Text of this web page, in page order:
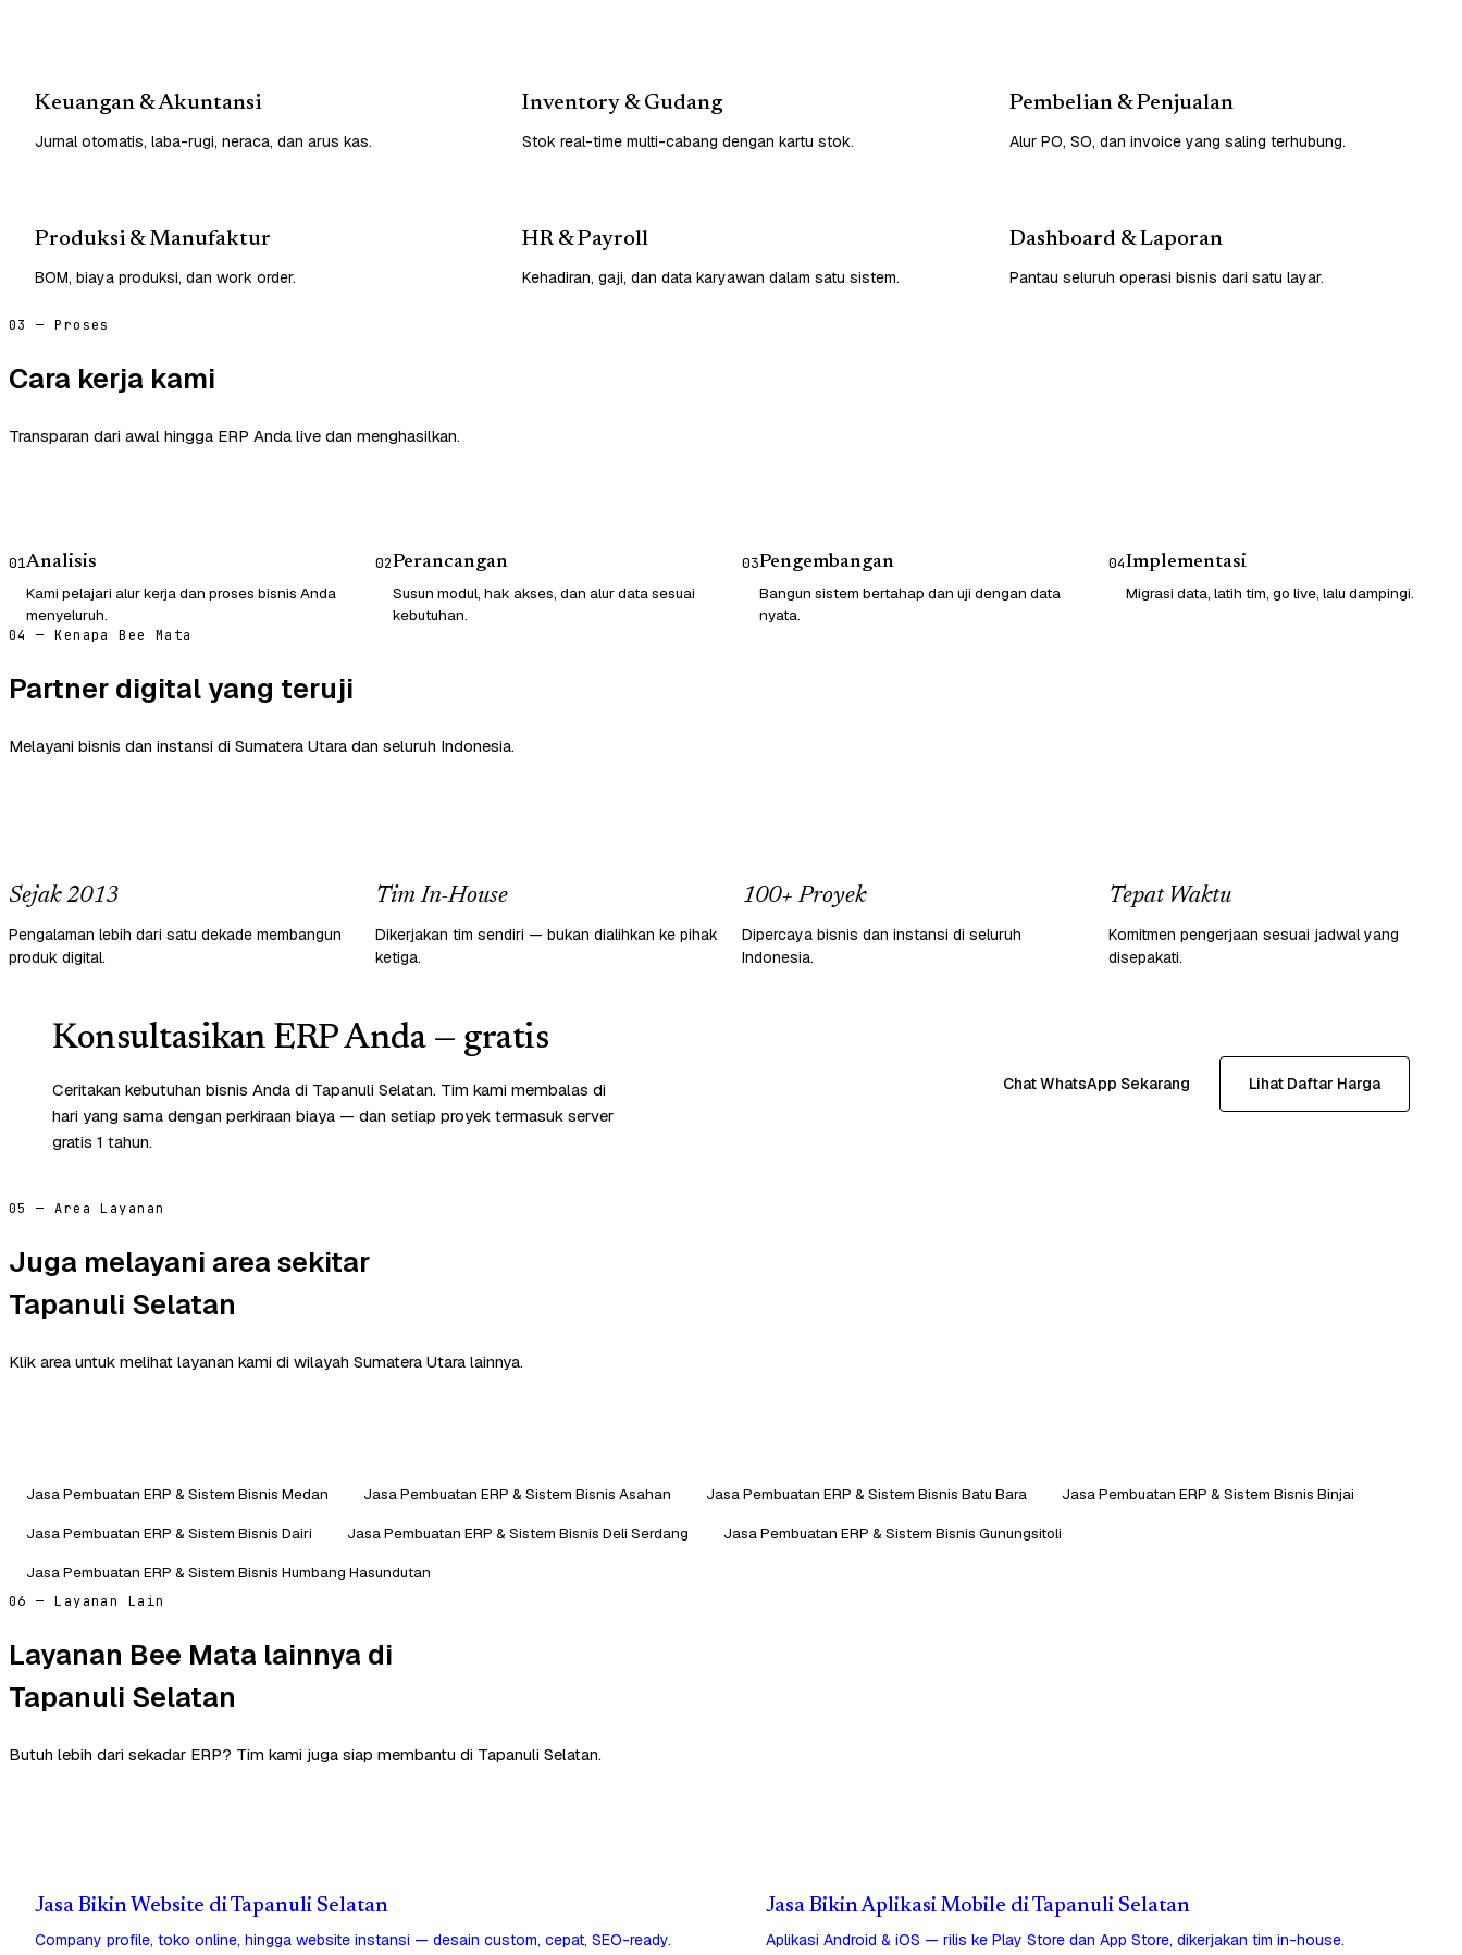
Keuangan & Akuntansi
Jurnal otomatis, laba-rugi, neraca, dan arus kas.
Inventory & Gudang
Stok real-time multi-cabang dengan kartu stok.
Pembelian & Penjualan
Alur PO, SO, dan invoice yang saling terhubung.
Produksi & Manufaktur
BOM, biaya produksi, dan work order.
HR & Payroll
Kehadiran, gaji, dan data karyawan dalam satu sistem.
Dashboard & Laporan
Pantau seluruh operasi bisnis dari satu layar.
03 — Proses
Cara kerja kami
Transparan dari awal hingga ERP Anda live dan menghasilkan.
01Analisis
Kami pelajari alur kerja dan proses bisnis Anda
menyeluruh.
02Perancangan
Susun modul, hak akses, dan alur data sesuai
kebutuhan.
03Pengembangan
Bangun sistem bertahap dan uji dengan data
nyata.
04Implementasi
Migrasi data, latih tim, go live, lalu dampingi.
04 — Kenapa Bee Mata
Partner digital yang teruji
Melayani bisnis dan instansi di Sumatera Utara dan seluruh Indonesia.
Sejak 2013
Pengalaman lebih dari satu dekade membangun
produk digital.
Tim In-House
Dikerjakan tim sendiri — bukan dialihkan ke pihak
ketiga.
100+ Proyek
Dipercaya bisnis dan instansi di seluruh
Indonesia.
Tepat Waktu
Komitmen pengerjaan sesuai jadwal yang
disepakati.
Konsultasikan ERP Anda — gratis
Ceritakan kebutuhan bisnis Anda di Tapanuli Selatan. Tim kami membalas di
hari yang sama dengan perkiraan biaya — dan setiap proyek termasuk server
gratis 1 tahun.
Chat WhatsApp Sekarang Lihat Daftar Harga
05 — Area Layanan
Juga melayani area sekitar
Tapanuli Selatan
Klik area untuk melihat layanan kami di wilayah Sumatera Utara lainnya.
Jasa Pembuatan ERP & Sistem Bisnis Medan Jasa Pembuatan ERP & Sistem Bisnis Asahan Jasa Pembuatan ERP & Sistem Bisnis Batu Bara
Jasa Pembuatan ERP & Sistem Bisnis Binjai
Jasa Pembuatan ERP & Sistem Bisnis Dairi
Jasa Pembuatan ERP & Sistem Bisnis Deli Serdang
Jasa Pembuatan ERP & Sistem Bisnis Gunungsitoli
Jasa Pembuatan ERP & Sistem Bisnis Humbang Hasundutan
06 — Layanan Lain
Layanan Bee Mata lainnya di
Tapanuli Selatan
Butuh lebih dari sekadar ERP? Tim kami juga siap membantu di Tapanuli Selatan.
Jasa Bikin Website di Tapanuli Selatan
Company profile, toko online, hingga website instansi — desain custom, cepat, SEO-ready.
Jasa Bikin Aplikasi Mobile di Tapanuli Selatan
Aplikasi Android & iOS — rilis ke Play Store dan App Store, dikerjakan tim in-house.